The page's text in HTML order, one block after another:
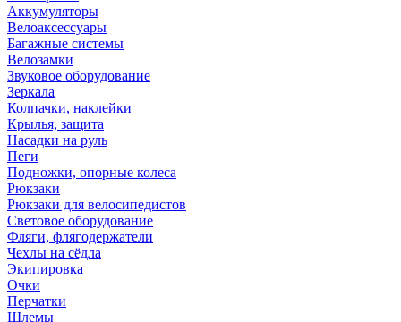
Аккумуляторы
Велоаксессуары
Багажные системы
Велозамки
Звуковое оборудование
Зеркала
Колпачки, наклейки
Крылья, защита
Насадки на руль
Пеги
Подножки, опорные колеса
Рюкзаки
Рюкзаки для велосипедистов
Световое оборудование
Фляги, флягодержатели
Чехлы на сёдла
Экипировка
Очки
Перчатки
Шлемы